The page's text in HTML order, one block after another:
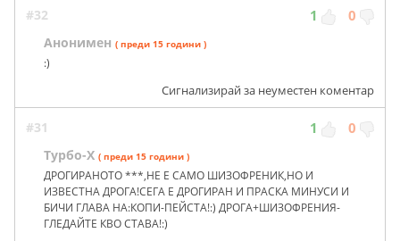
#32 1 0
Анонимен ( преди 15 години )
:)
Сигнализирай за неуместен коментар
#31 1 0
Турбо-Х ( преди 15 години )
ДРОГИРАНОТО ***,НЕ Е САМО ШИЗОФРЕНИК,НО И
ИЗВЕСТНА ДРОГА!СЕГА Е ДРОГИРАН И ПРАСКА МИНУСИ И
БИЧИ ГЛАВА НА:КОПИ-ПЕЙСТА!:) ДРОГА+ШИЗОФРЕНИЯ-
ГЛЕДАЙТЕ КВО СТАВА!:)